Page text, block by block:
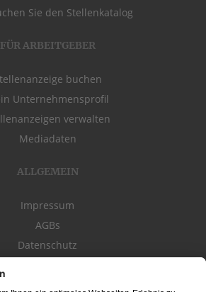
Sie den Stellenkatalog
FÜR ARBEITGEBER
buchen
Unternehmensprofil
verwalten
Mediadaten
ALLGEMEIN
Impressum
AGBs
Datenschutz